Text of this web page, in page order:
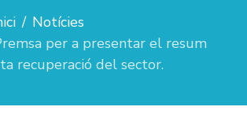
Notícies
per a presentar el resum
recuperació del sector.